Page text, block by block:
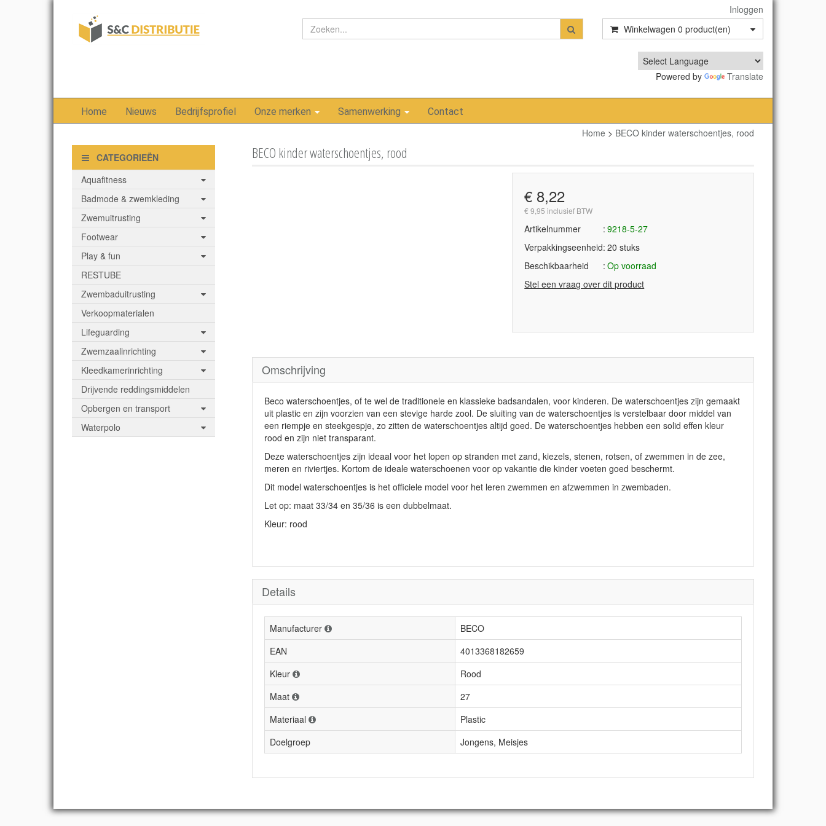
Inloggen
Winkelwagen 0 product(en)
Powered by Translate
Home Nieuws Bedrijfsprofiel Onze merken Samenwerking Contact
Home > BECO kinder waterschoentjes, rood
CATEGORIEËN
Aquafitness
Badmode & zwemkleding
Zwemuitrusting
Footwear
Play & fun
RESTUBE
Zwembaduitrusting
Verkoopmaterialen
Lifeguarding
Zwemzaalinrichting
Kleedkamerinrichting
Drijvende reddingsmiddelen
Opbergen en transport
Waterpolo
BECO kinder waterschoentjes, rood
€ 8,22
€ 9,95 inclusief BTW
Artikelnummer
9218-5-27
Verpakkingseenheid 20 stuks
Beschikbaarheid
Op voorraad
Stel een vraag over dit product
Omschrijving
Beco waterschoentjes, of te wel de traditionele en klassieke badsandalen, voor kinderen. De waterschoentjes zijn gemaakt
uit plastic en zijn voorzien van een stevige harde zool. De sluiting van de waterschoentjes is verstelbaar door middel van
een riempje en steekgespje, zo zitten de waterschoentjes altijd goed. De waterschoentjes hebben een solid effen kleur
rood en zijn niet transparant.
Deze waterschoentjes zijn ideaal voor het lopen op stranden met zand, kiezels, stenen, rotsen, of zwemmen in de zee,
meren en riviertjes. Kortom de ideale waterschoenen voor op vakantie die kinder voeten goed beschermt.
Dit model waterschoentjes is het officiele model voor het leren zwemmen en afzwemmen in zwembaden.
Let op: maat 33/34 en 35/36 is een dubbelmaat.
Kleur: rood
Details
Manufacturer
BECO
EAN
4013368182659
Kleur
Rood
Maat
27
Materiaal
Plastic
Doelgroep
Jongens, Meisjes